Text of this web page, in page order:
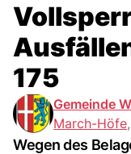
175
Gemeinde
March-Höfe,
Wegen des